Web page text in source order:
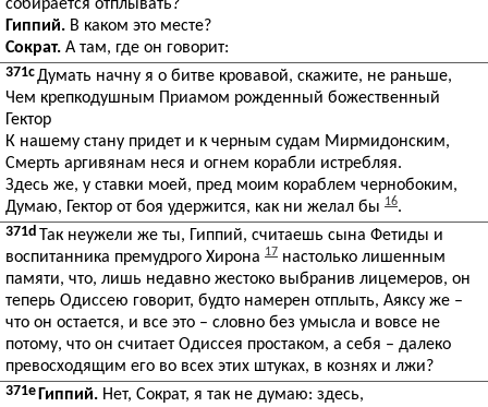
собирается отплывать?
Гиппий. В каком это месте?
Сократ. А там, где он говорит:
371cДумать начну я о битве кровавой, скажите, не раньше,
Чем крепкодушным Приамом рожденный божественный
Гектор
К нашему стану придет и к черным судам Мирмидонским,
Смерть аргивянам неся и огнем корабли истребляя.
Здесь же, у ставки моей, пред моим кораблем чернобоким,
Думаю, Гектор от боя удержится, как ни желал бы 16.
371d Так неужели же ты, Гиппий, считаешь сына Фетиды и
воспитанника премудрого Хирона 17 настолько лишенным
памяти, что, лишь недавно жестоко выбранив лицемеров, он
теперь Одиссею говорит, будто намерен отплыть, Аяксу же –
что он остается, и все это – словно без умысла и вовсе не
потому, что он считает Одиссея простаком, а себя – далеко
превосходящим его во всех этих штуках, в кознях и лжи?
371e Гиппий. Нет, Сократ, я так не думаю: здесь,